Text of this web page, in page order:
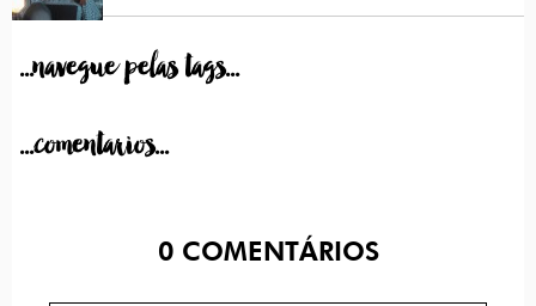
...navegue pelas tags...
...comentarios...
0COMENTÁRIOS